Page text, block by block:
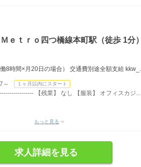
ｅｔｒｏ四つ橋線本町駅（徒歩 1分）
8時間×月20日の場合） 交通費別途全額支給 kkw_...
～ １ヶ月以内にスタート
【残業】 なし 【服装】 オフィスカジ...
もっと見る
求人詳細を見る